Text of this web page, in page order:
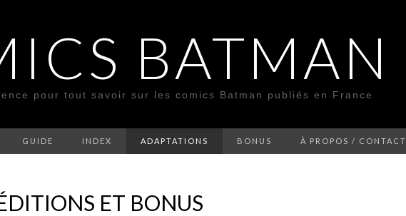
BATMAN
pour tout savoir sur les comics Batman publiés en France
GUIDE INDEX ADAPTATIONS BONUS À PROPOS / CONTACT
ET BONUS